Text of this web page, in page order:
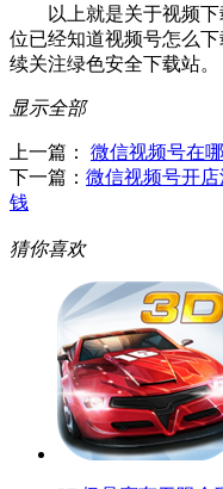
以上就是关于视频下
位已经知道视频号怎么
续关注绿色安全下载站。
显示全部
上一篇：
微信视频号在
下一篇： 微信视频号开
钱
猜你喜欢